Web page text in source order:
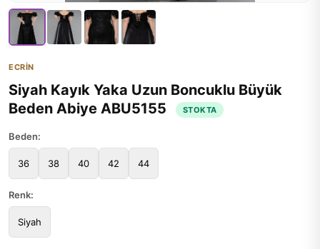
ECRİN
Siyah Kayık Yaka Uzun Boncuklu Büyük
Beden Abiye ABU5155
STOKTA
Beden:
36 38 40 42 44
Renk:
Siyah